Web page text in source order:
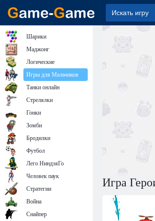
Игра
Шарики
Маджонг
Логические
Игры для Мальчиков
Танки онлайн
Стрелялки
Гонки
Зомби
Бродилки
Футбол
Лего НиндзяГо
Человек паук
Стратегии
Война
Снайпер